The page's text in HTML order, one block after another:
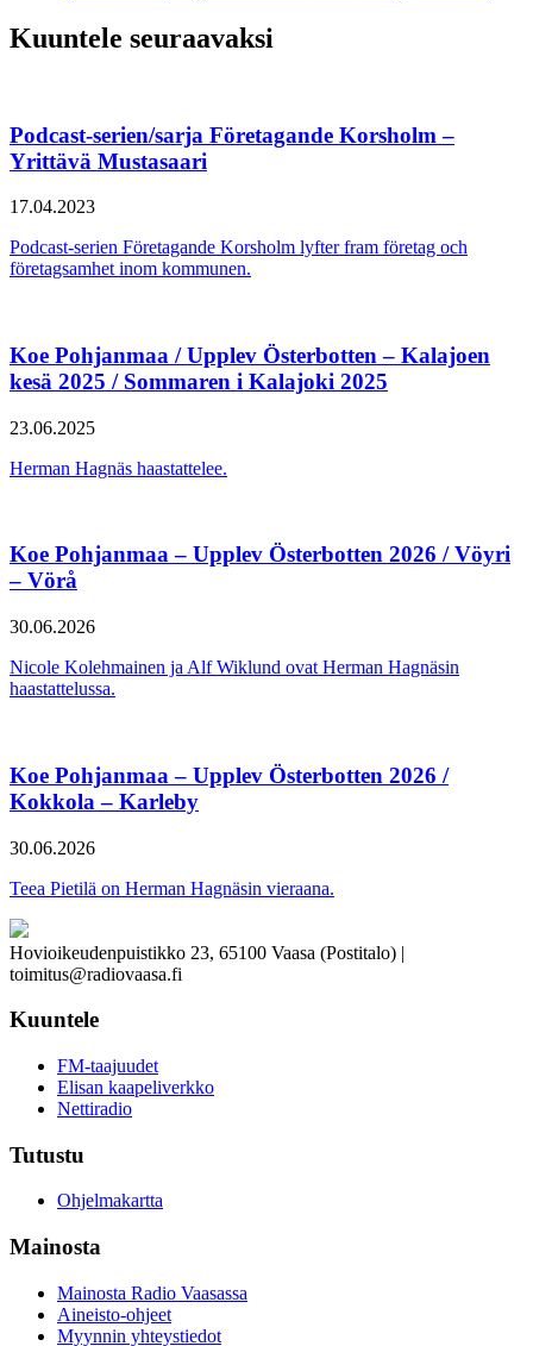
Kuuntele seuraavaksi
Podcast-serien/sarja Företagande Korsholm –
Yrittävä Mustasaari
17.04.2023
Podcast-serien Företagande Korsholm lyfter fram företag och
företagsamhet inom kommunen.
Koe Pohjanmaa / Upplev Österbotten – Kalajoen
kesä 2025 / Sommaren i Kalajoki 2025
23.06.2025
Herman Hagnäs haastattelee.
Koe Pohjanmaa – Upplev Österbotten 2026 / Vöyri
– Vörå
30.06.2026
Nicole Kolehmainen ja Alf Wiklund ovat Herman Hagnäsin
haastattelussa.
Koe Pohjanmaa – Upplev Österbotten 2026 /
Kokkola – Karleby
30.06.2026
Teea Pietilä on Herman Hagnäsin vieraana.
Hovioikeudenpuistikko 23, 65100 Vaasa (Postitalo) |
toimitus@radiovaasa.fi
Kuuntele
FM-taajuudet
Elisan kaapeliverkko
Nettiradio
Tutustu
Ohjelmakartta
Mainosta
Mainosta Radio Vaasassa
Aineisto-ohjeet
Myynnin yhteystiedot